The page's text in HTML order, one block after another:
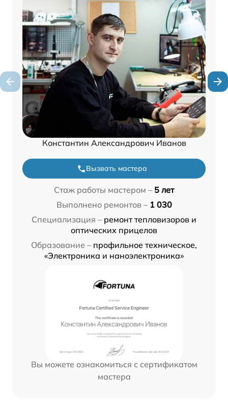
Константин Александрович Иванов
Вызвать мастера
Стаж работы мастером – 5 лет
Выполнено ремонтов – 1 030
Специализация – ремонт тепловизоров и
оптических прицелов
Образование – профильное техническое,
«Электроника и наноэлектроника»
Вы можете ознакомиться с сертификатом
мастера